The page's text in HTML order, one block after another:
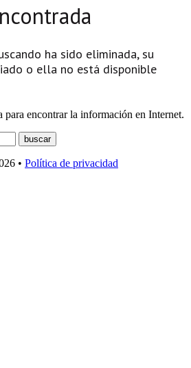
ha sido eliminada, su
o ella no está disponible
para encontrar la información en Internet.
• Política de privacidad